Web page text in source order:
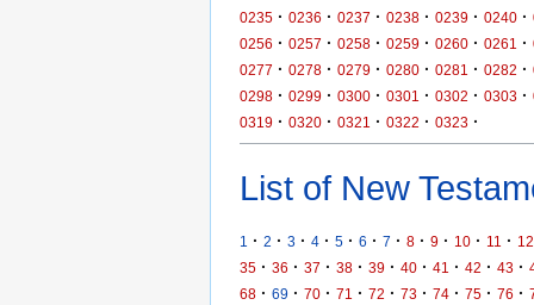
0235 · 0236 · 0237 · 0238 · 0239 · 0240 ·
0256 · 0257 · 0258 · 0259 · 0260 · 0261 ·
0277 · 0278 · 0279 · 0280 · 0281 · 0282 ·
0298 · 0299 · 0300 · 0301 · 0302 · 0303 ·
0319 · 0320 · 0321 · 0322 · 0323 ·
List of New
1 · 2 · 3 · 4 · 5 · 6 · 7 · 8 · 9 · 10 · 11 · 12
35 · 36 · 37 · 38 · 39 · 40 · 41 · 42 · 43 ·
68 · 69 · 70 · 71 · 72 · 73 · 74 · 75 · 76 ·